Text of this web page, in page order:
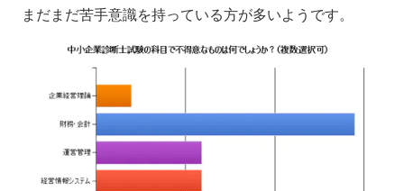
まだまだ苦手意識を持っている方が多いようです。